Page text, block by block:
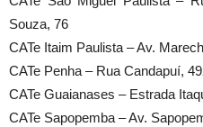
Souza, 76
CATe Itaim Paulista – Av.
CATe Penha – Rua Candapuí,
CATe Guaianases – Estrada
CATe Sapopemba – Av.